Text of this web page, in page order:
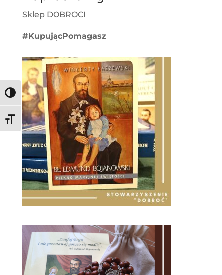
Toggle High Contrast
Toggle Font size
Sklep DOBROCI
#KupującPomagasz